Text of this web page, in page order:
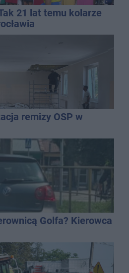
21 lat temu kolarze
remizy OSP w
Golfa? Kierowca